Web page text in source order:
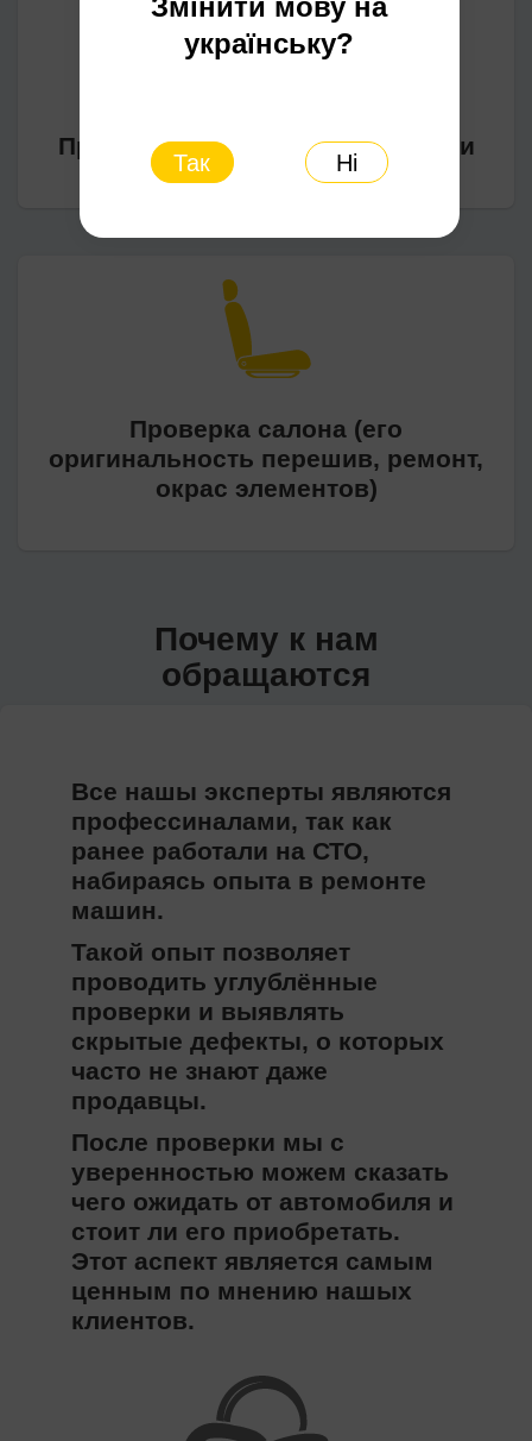
Проверка подушек безопасности
Проверка салона (его
оригинальность перешив, ремонт,
окрас элементов)
Почему к нам
обращаются
Все нашы эксперты являются
профессиналами, так как
ранее работали на СТО,
набираясь опыта в ремонтe
машин.
Такой опыт позволяет
проводить углублённые
проверки и выявлять
скрытые дефекты, о которых
часто не знают даже
продавцы.
После проверки мы с
уверенностью можем сказать
чего ожидать от автомобиля и
стоит ли его приобретать.
Этот аспект является самым
ценным по мнению нашых
клиентов.
Змінити мову на
українську?
Так Ні